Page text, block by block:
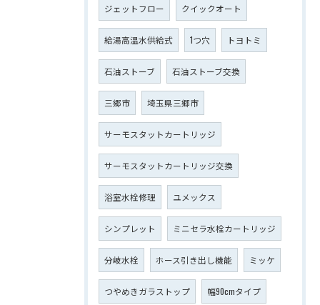
ジェットフロー クイックオート
給湯高温水供給式 1つ穴 トヨトミ
石油ストーブ 石油ストーブ交換
三郷市 埼玉県三郷市
サーモスタットカートリッジ
サーモスタットカートリッジ交換
浴室水栓修理 ユメックス
シンプレット ミニセラ水栓カートリッジ
分岐水栓 ホース引き出し機能 ミッケ
つやめきガラストップ 幅90cmタイプ